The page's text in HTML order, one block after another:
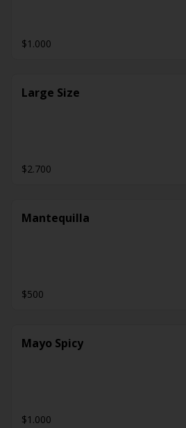
$1.000
Large Size
$2.700
Mantequilla
$500
Mayo Spicy
$1.000